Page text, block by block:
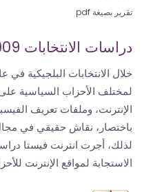
تقرير بصيغة pdf
دراسات الانتخابات 2009
لمختلف الأحزاب السياسية على
الإنترنت، وملفات تعريف
باختصار، نقاش حقيقي في مجال
لذلك، أجرت انترنت فيستا
الاستجابة لمواقع الإنترنت